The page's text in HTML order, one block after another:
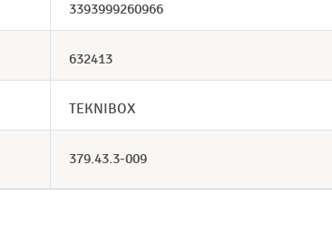
3393999260966
632413
TEKNIBOX
379.43.3-009